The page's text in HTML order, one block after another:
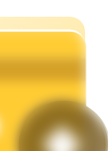
giá trị đều đặn